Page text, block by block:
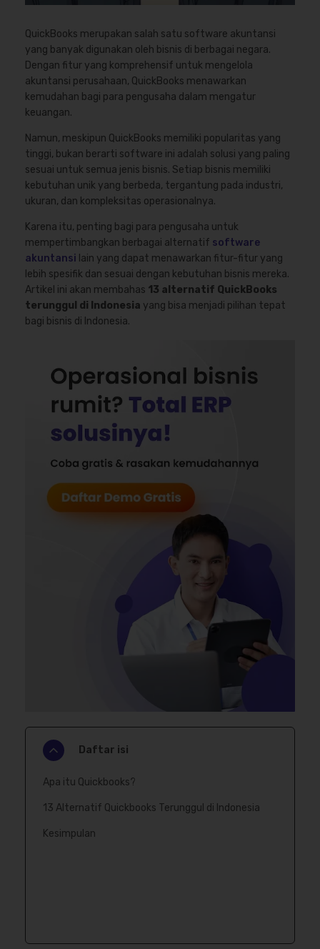
QuickBooks merupakan salah satu software akuntansi
yang banyak digunakan oleh bisnis di berbagai negara.
Dengan fitur yang komprehensif untuk mengelola
akuntansi perusahaan, QuickBooks menawarkan
kemudahan bagi para pengusaha dalam mengatur
keuangan.
Namun, meskipun QuickBooks memiliki popularitas yang
tinggi, bukan berarti software ini adalah solusi yang paling
sesuai untuk semua jenis bisnis. Setiap bisnis memiliki
kebutuhan unik yang berbeda, tergantung pada industri,
ukuran, dan kompleksitas operasionalnya.
Karena itu, penting bagi para pengusaha untuk
mempertimbangkan berbagai alternatif software
akuntansi lain yang dapat menawarkan fitur-fitur yang
lebih spesifik dan sesuai dengan kebutuhan bisnis mereka.
Artikel ini akan membahas 13 alternatif QuickBooks
terunggul di Indonesia yang bisa menjadi pilihan tepat
bagi bisnis di Indonesia.
Daftar isi
Apa itu Quickbooks?
13 Alternatif Quickbooks Terunggul di Indonesia
Kesimpulan